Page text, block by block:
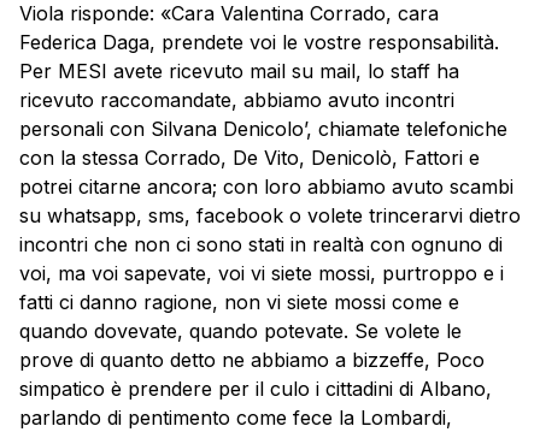
Viola risponde: «Cara Valentina Corrado, cara
Federica Daga, prendete voi le vostre responsabilità.
Per MESI avete ricevuto mail su mail, lo staff ha
ricevuto raccomandate, abbiamo avuto incontri
personali con Silvana Denicolo’, chiamate telefoniche
con la stessa Corrado, De Vito, Denicolò, Fattori e
potrei citarne ancora; con loro abbiamo avuto scambi
su whatsapp, sms, facebook o volete trincerarvi dietro
incontri che non ci sono stati in realtà con ognuno di
voi, ma voi sapevate, voi vi siete mossi, purtroppo e i
fatti ci danno ragione, non vi siete mossi come e
quando dovevate, quando potevate. Se volete le
prove di quanto detto ne abbiamo a bizzeffe, Poco
simpatico è prendere per il culo i cittadini di Albano,
parlando di pentimento come fece la Lombardi,